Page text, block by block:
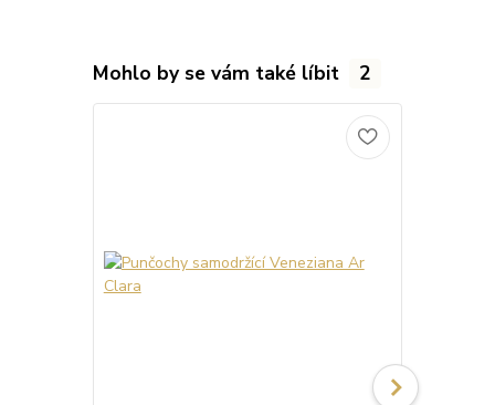
Mohlo by se vám také líbit 2